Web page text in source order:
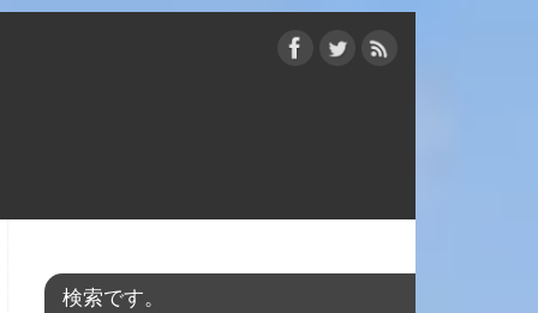
検索です。